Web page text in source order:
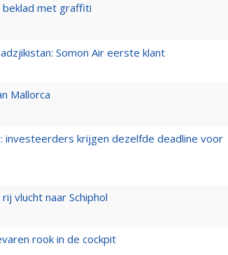
beklad met graffiti
Somon Air eerste klant
Mallorca
investeerders krijgen dezelfde deadline voor
vlucht naar Schiphol
rook in de cockpit